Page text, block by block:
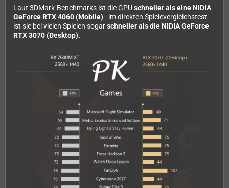
Laut 3DMark-Benchmarks ist die GPUschneller als eine NIDIA
GeForce RTX 4060 (Mobile)- im direkten Spielevergleichstest
ist sie bei vielen Spielen sogarschneller als die NIDIA GeForce
RTX 3070 (Desktop).